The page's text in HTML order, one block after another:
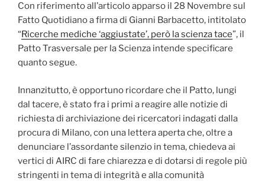
Con riferimento all’articolo apparso il 28 Novembre sul
Fatto Quotidiano a firma di Gianni Barbacetto, intitolato
“Ricerche mediche ‘aggiustate’, però la scienza tace”, il
Patto Trasversale per la Scienza intende specificare
quanto segue.
Innanzitutto, è opportuno ricordare che il Patto, lungi
dal tacere, è stato fra i primi a reagire alle notizie di
richiesta di archiviazione dei ricercatori indagati dalla
procura di Milano, con una lettera aperta che, oltre a
denunciare l’assordante silenzio in tema, chiedeva ai
vertici di AIRC di fare chiarezza e di dotarsi di regole più
stringenti in tema di integrità e alla comunità